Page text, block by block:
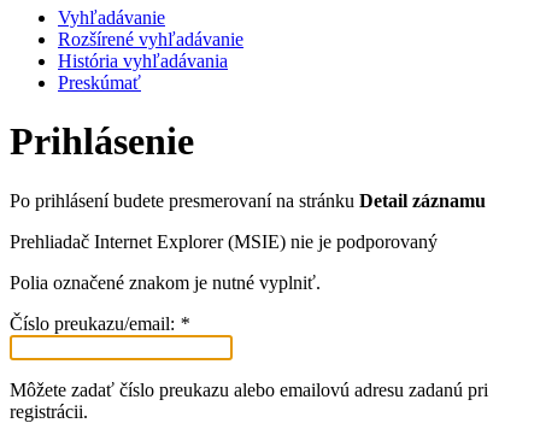
Vyhľadávanie
Rozšírené vyhľadávanie
História vyhľadávania
Preskúmať
Prihlásenie
Po prihlásení budete presmerovaní na stránku Detail záznamu
Prehliadač Internet Explorer (MSIE) nie je podporovaný
Polia označené znakom je nutné vyplniť.
Číslo preukazu/email: *
Môžete zadať číslo preukazu alebo emailovú adresu zadanú pri
registrácii.